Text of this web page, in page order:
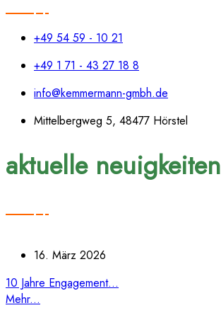
+49 54 59 - 10 21
+49 1 71 - 43 27 18 8
info@kemmermann-gmbh.de
Mittelbergweg 5, 48477 Hörstel
aktuelle neuigkeiten
16. März 2026
10 Jahre Engagement...
Mehr...